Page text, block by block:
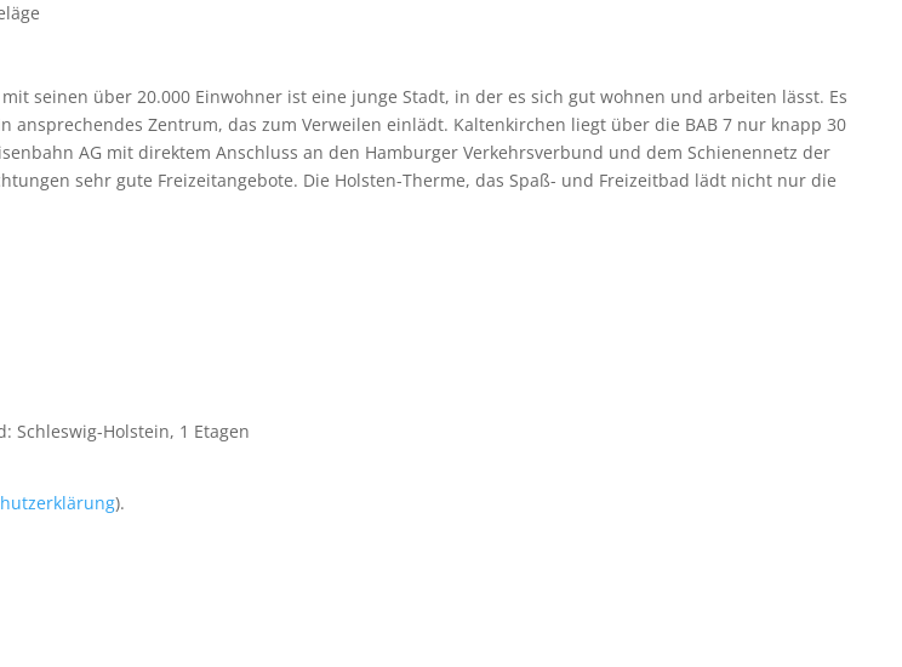
seinen über 20.000 Einwohner ist eine junge Stadt, in der es sich gut wohnen und arbeiten lässt. Es
Zentrum, das zum Verweilen einlädt. Kaltenkirchen liegt über die BAB 7 nur knapp 30
AG mit direktem Anschluss an den Hamburger Verkehrsverbund und dem Schienennetz der
sehr gute Freizeitangebote. Die Holsten-Therme, das Spaß- und Freizeitbad lädt nicht nur die
Schleswig-Holstein, 1 Etagen
).